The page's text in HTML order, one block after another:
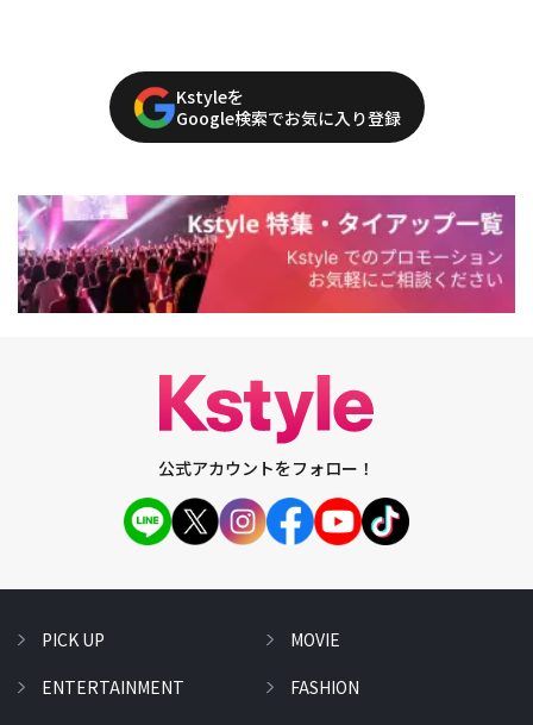
Kstyleを
Google検索でお気に入り登録
公式アカウントをフォロー！
PICK UP
ENTERTAINMENT
MOVIE
FASHION